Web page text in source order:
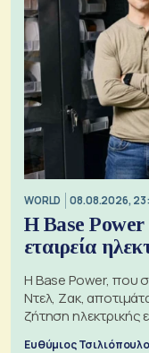
WORLD 08.08.2026,
Η Base Power
εταιρεία
Η Base Power, που
Ντελ, Ζακ,
ζήτηση ηλεκτρικής
Ευθύμιος